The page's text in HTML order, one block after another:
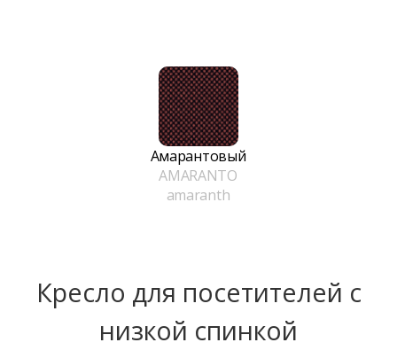
Амарантовый
AMARANTO
amaranth
Кресло для посетителей с
низкой спинкой